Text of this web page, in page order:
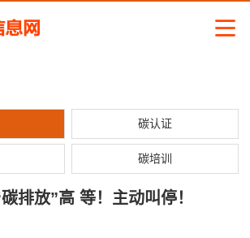
碳认证
碳培训
排放”高 等！主动叫停！